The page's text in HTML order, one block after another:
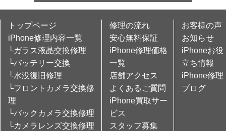
トップページ
iPhone修理内容一覧
└ガラス液晶交換修理
└バッテリー交換
└水没復旧修理
└フロントカメラ交換修
理
└バックカメラ交換修理
└カメラレンズ交換修理
修理の流れ
安心無料保証
iPhone修理価格
一覧
店舗アクセス
よくあるご質問
iPhone買取サー
ビス
スタッフ募集
お客様の声
お知らせ
iPhoneお役
立ち情報
iPhone修理
ブログ